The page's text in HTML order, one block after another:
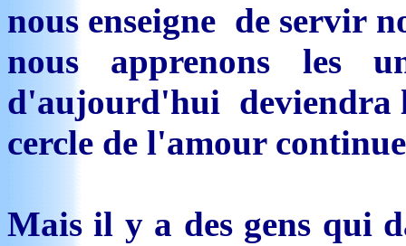
nous enseigne de servir
nous apprenons les
d'aujourd'hui deviendra
cercle de l'amour
Mais il y a des gens qui